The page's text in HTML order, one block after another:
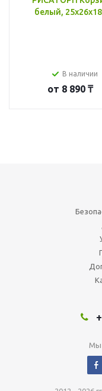
белый,
В наличии
от 8 890 ₸
Мы